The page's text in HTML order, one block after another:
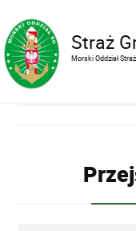
Straż
Morski Oddział